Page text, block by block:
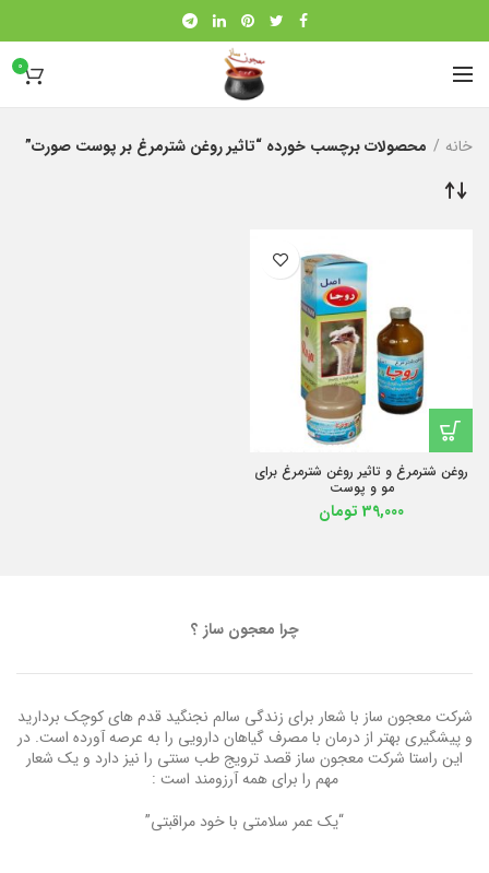
0
خانه محصولات برچسب خورده “تاثیر روغن شترمرغ بر پوست صورت”
روغن شترمرغ و تاثیر روغن شترمرغ برای
مو و پوست
39,000 تومان
چرا معجون ساز ؟
شرکت معجون ساز با شعار برای زندگی سالم نجنگید قدم های کوچک بردارید
و پیشگیری بهتر از درمان با مصرف گیاهان دارویی را به عرصه آورده است. در
این راستا شرکت معجون ساز قصد ترویج طب سنتی را نیز دارد و یک شعار
مهم را برای همه آرزومند است :
“یک عمر سلامتی با خود مراقبتی”